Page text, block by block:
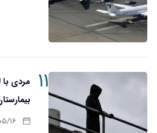
۱۱
مردی با
۱۴۰۵/